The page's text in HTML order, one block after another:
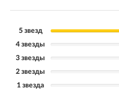
5 звезд
4 звезды
3 звезды
2 звезды
1 звезда